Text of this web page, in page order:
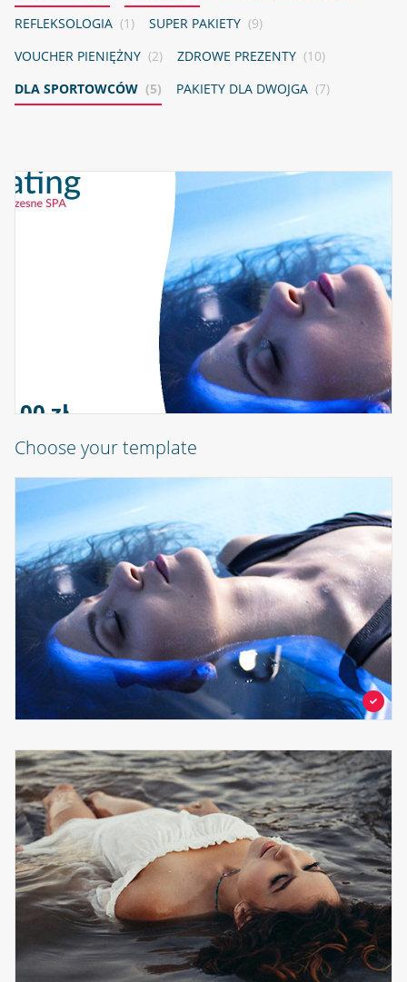
REFLEKSOLOGIA (1) SUPER PAKIETY (9)
VOUCHER PIENIĘŻNY (2) ZDROWE PREZENTY (10)
DLA SPORTOWCÓW (5) PAKIETY DLA DWOJGA (7)
zł
Choose your template